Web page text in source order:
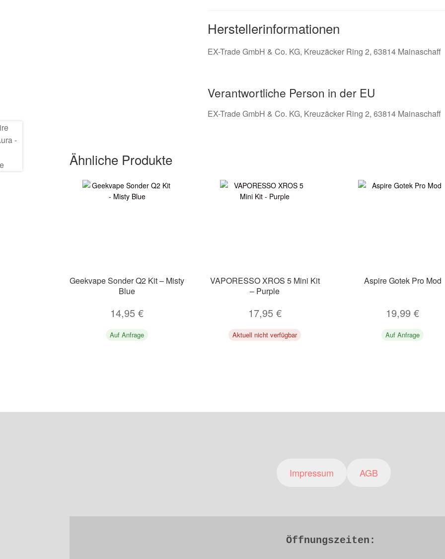
Herstellerinformationen
EX-Trade GmbH & Co. KG, Kreuzäcker Ring 2, 63814 Mainaschaff
Verantwortliche Person in der EU
EX-Trade GmbH & Co. KG, Kreuzäcker Ring 2, 63814 Mainaschaff
Ähnliche Produkte
Geekvape Sonder Q2 Kit – Misty
Blue
14,95€
Auf Anfrage
VAPORESSO XROS 5 Mini Kit
– Purple
17,95 €
Aktuell nicht verfügbar
Aspire Gotek Pro Mod
19,99€
Auf Anfrage
Impressum AGB
Öffnungszeiten: